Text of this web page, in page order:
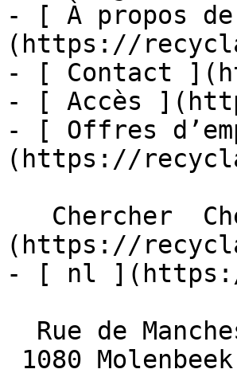
- [ À propos
(https://
- [ Contact
- [ Accès
- [ Offres
(https://
(https://
- [ nl